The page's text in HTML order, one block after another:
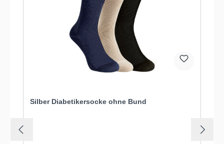
Silber Diabetikersocke ohne Bund